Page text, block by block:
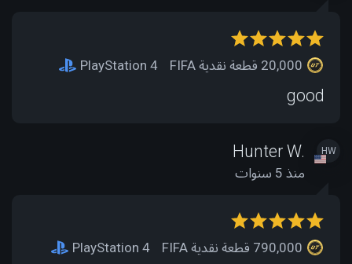
PlayStation 4
good
HW
Hunter W.
منذ 5 سنوات
PlayStation 4